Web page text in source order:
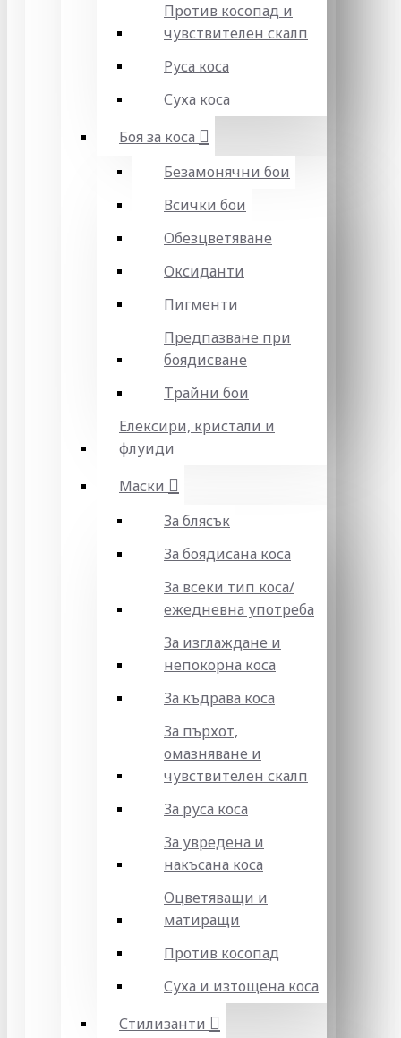
Против косопад и
чувствителен скалп
Руса коса
Суха коса
Боя за коса
Безамонячни бои
Всички бои
Обезцветяване
Оксиданти
Пигменти
Предпазване при
боядисване
Трайни бои
Елексири, кристали и
флуиди
Маски
За блясък
За боядисана коса
За всеки тип коса/
ежедневна употреба
За изглаждане и
непокорна коса
За къдрава коса
За пърхот,
омазняване и
чувствителен скалп
За руса коса
За увредена и
накъсана коса
Оцветяващи и
матиращи
Против косопад
Суха и изтощена коса
Стилизанти